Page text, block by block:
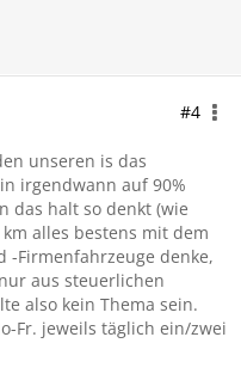
#4
unseren is das
irgendwann auf 90%
das halt so denkt (wie
alles bestens mit dem
-Firmenfahrzeuge denke,
aus steuerlichen
also kein Thema sein.
Fr. jeweils täglich ein/zwei